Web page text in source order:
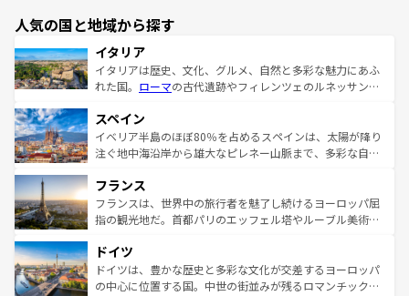
人気の国と地域から探す
イタリア
イタリアは歴史、文化、グルメ、自然と多彩な魅力にあふ
れた国。 ローマの古代遺跡やフィレンツェのルネッサンス
ろん、トスカーナの美しい田園風景やアマルフィ海岸の絶
景など、自然景観も見逃せない。観光の合間には、本場の
ピザやパスタなど、絶品のイタリア料理を堪能することも
ませてくれるイタリアで、忘れられない旅をしてみよう！
なお、新着のイタリア情報はコンテンツ一覧 を参照してほ
しい。
スペイン
イベリア半島のほぼ80％を占めるスペインは、太陽が降り
注ぐ地中海沿岸から雄大なピレネー山脈まで、多彩な自然
文化が根付くこの国では、情熱的なフラメンコ、熱気あふ
れる闘牛、そして美味しいタパスが生活の一部となってい
る。首都マドリードの洗練された雰囲気や、バルセロナの
の城塞都市、穏やかなビーチリゾートまで多彩な表情を見
せる。地方によって風土や気候が異なるスペインはその個
性で訪れる人を魅了する。 なお、新着のスペイン情報はコ
フランス
フランスは、世界中の旅行者を魅了し続けるヨーロッパ屈
指の観光地だ。首都パリのエッフェル塔やルーブル美術館
で、幅広い魅力が詰まっている。華麗な宮殿、歴史的な大
聖堂、美しいビーチ、そして豊かな自然が、訪れる者を心
から魅了する。また、フランスは美食の国としても知ら
ドイツ
ドイツは、豊かな歴史と多彩な文化が交差するヨーロッパ
の中心に位置する国。中世の街並みが残るロマンチック街